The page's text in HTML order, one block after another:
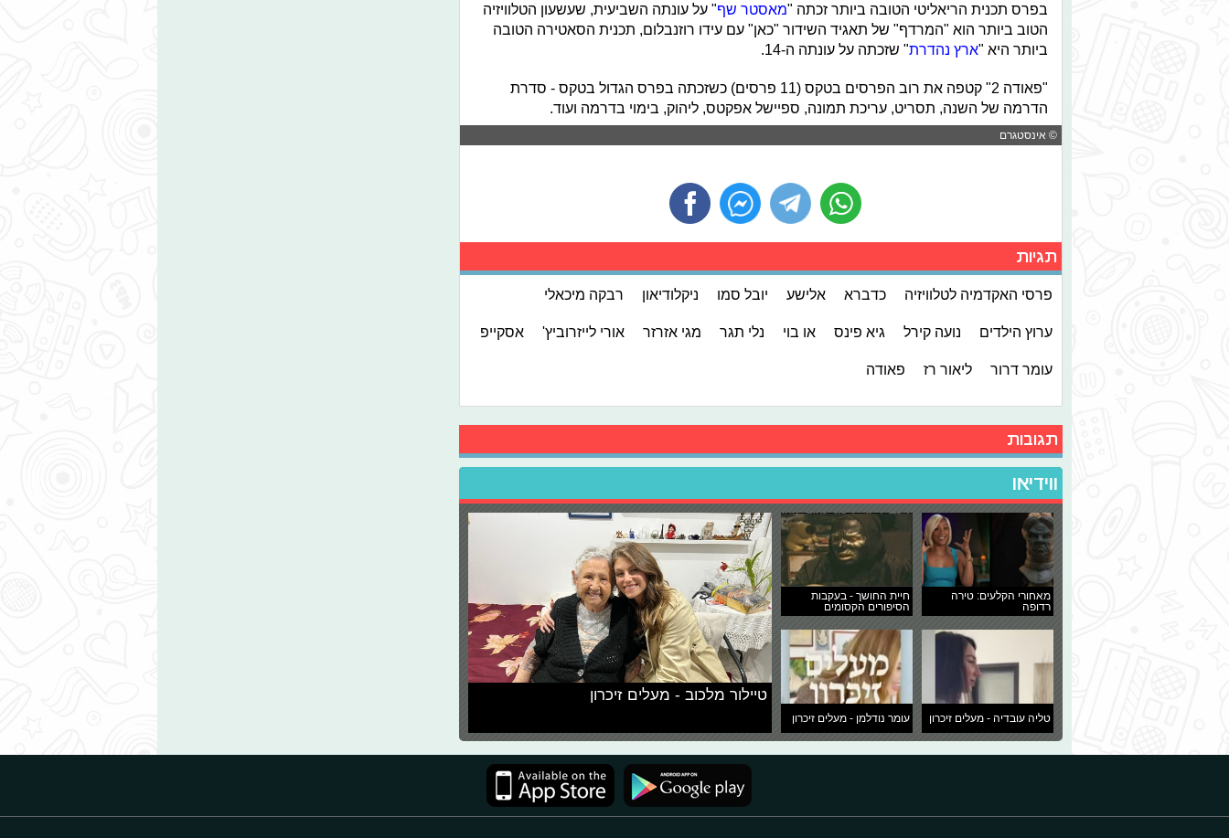
בפרס תכנית הריאליטי הטובה ביותר זכתה "מאסטר שף" על עונתה השביעית, שעשעון הטלוויזיה
הטוב ביותר הוא "המרדף" של תאגיד השידור "כאן" עם עידו רוזנבלום, תכנית הסאטירה הטובה
ביותר היא "ארץ נהדרת" שזכתה על עונתה ה-14.
"פאודה 2" קטפה את רוב הפרסים בטקס (11 פרסים) כשזכתה בפרס הגדול בטקס - סדרת
הדרמה של השנה, תסריט, עריכת תמונה, ספיישל אפקטס, ליהוק, בימוי בדרמה ועוד.
© אינסטגרם
תגיות
פרסי האקדמיה לטלוויזיה כדברא אלישע יובל סמו ניקלודיאון רבקה מיכאלי
ערוץ הילדים נועה קירל גיא פינס או בוי נלי תגר מגי אזרזר אורי לייזרוביץ' אסקייפ
עומר דרור ליאור רז פאודה
תגובות
ווידיאו
מאחורי הקלעים: טירה
רדופה
חיית החושך - בעקבות
הסיפורים הקסומים
טליה עובדיה - מעלים זיכרון עומר נודלמן - מעלים זיכרון
טיילור מלכוב - מעלים זיכרון